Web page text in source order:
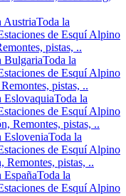
AustriaToda la
de Esquí Alpino
pistas, ..
BulgariaToda la
de Esquí Alpino
pistas, ..
EslovaquiaToda la
de Esquí Alpino
Remontes, pistas, ..
EsloveniaToda la
de Esquí Alpino
Remontes, pistas, ..
EspañaToda la
de Esquí Alpino